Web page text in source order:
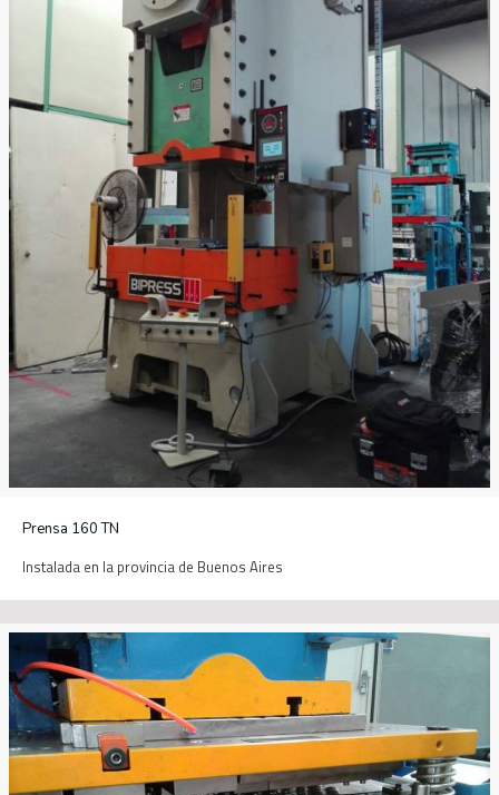
Prensa 160 TN
Instalada en la provincia de Buenos Aires